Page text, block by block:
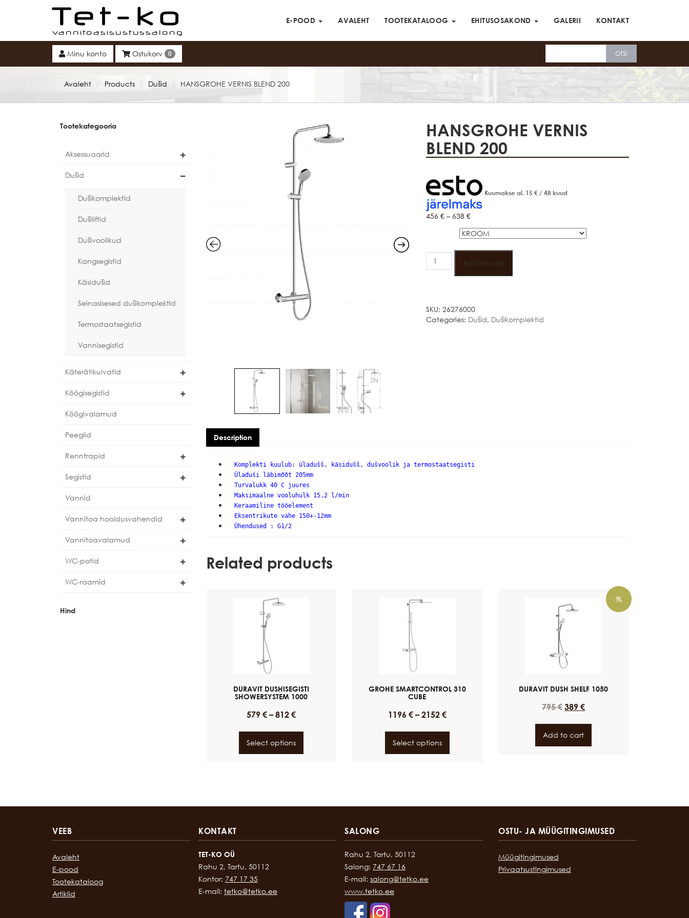
Tet-ko E-POOD AVALEHT TOOTEKATALOOG EHITUSOSAKOND GALERII KONTAKT
Minu konto Ostukorv 0
Avaleht / Products / Dušid / HANSGROHE VERNIS BLEND 200
Tootekategooria
Aksessuaarid
Dušid
Dušikomplektid
Dušiliftid
Dušivoolikud
Kangsegistid
Käsidušid
Seinasisesed dušikomplektid
Termostaatsegistid
Vannisegistid
Käterätikuivatid
Köögisegistid
Köögivalamud
Peeglid
Renntrapid
Segistid
Vannid
Vannitoa hooldusvahendid
Vannitoavalamud
WC-potid
WC-raamid
Hind
HANSGROHE VERNIS
BLEND 200
Kuumakse al. 15 € / 48 kuud
456 € – 638 €
HANSGROHE
VERNIS
Add to cart
SKU: 26276000
Categories: Dušid, Dušikomplektid
Description
Komplekti kuulub: üladušš, käsidušš, dušvoolik ja termostaatsegisti
Üladuši läbimõõt 205mm
Turvalukk 40 C juures
Maksimaalne vooluhulk 15.2 l/min
Keraamiline tööelement
Eksentrikute vahe 150+-12mm
Ühendused : G1/2
Related products
DURAVIT DUSHISEGISTI
SHOWERSYSTEM 1000
579 €– 812 €
Select options
GROHE SMARTCONTROL 310
CUBE
1196 €– 2152 €
Select options
%
DURAVIT DUSH SHELF 1050
795€ 389 €
Add to cart
VEEB
Avaleht
E-pood
Tootekataloog
Artiklid
KONTAKT
TET-KO OÜ
Rahu 2, Tartu, 50112
Kontor: 747 17 35
E-mail: tetko@tetko.ee
SALONG
Rahu 2, Tartu, 50112
Salong: 747 67 16
E-mail: salong@tetko.ee
www.tetko.ee
OSTU- JA MÜÜGITINGIMUSED
Müügitingimused
Privaatsustingimused